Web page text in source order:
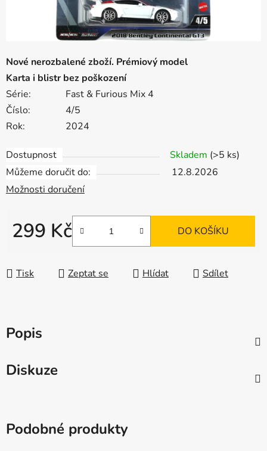
Nové nerozbalené zboží. Prémiový model
Karta i blistr bez poškození
Série:
Fast & Furious Mix 4
Číslo:
4/5
Rok:
2024
Dostupnost Skladem (>5 ks)
Můžeme doručit do:
12.8.2026
Možnosti doručení
299 Kč DO KOŠÍKU
Tisk Zeptat se Hlídat Sdílet
Popis
Diskuze
Podobné produkty